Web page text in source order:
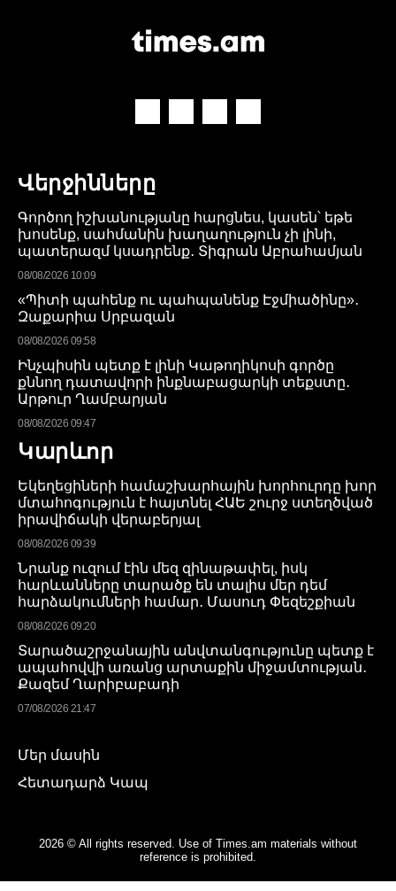
Վերջինները
Գործող իշխանությանը հարցնես, կասեն՝ եթե
խոսենք, սահմանին խաղաղություն չի լինի,
պատերազմ կսադրենք․ Տիգրան Աբրահամյան
08/08/2026 10:09
«Պիտի պահենք ու պահպանենք Էջմիածինը»․
Զաքարիա Սրբազան
08/08/2026 09:58
Ինչպիսին պետք է լինի Կաթողիկոսի գործը
քննող դատավորի ինքնաբացարկի տեքստը․
Արթուր Ղամբարյան
08/08/2026 09:47
Կարևոր
Եկեղեցիների համաշխարհային խորհուրդը խոր
մտահոգություն է հայտնել ՀԱԵ շուրջ ստեղծված
իրավիճակի վերաբերյալ
08/08/2026 09:39
Նրանք ուզում էին մեզ զինաթափել, իսկ
հարևանները տարածք են տալիս մեր դեմ
հարձակումների համար․ Մասուդ Փեզեշքիան
08/08/2026 09:20
Տարածաշրջանային անվտանգությունը պետք է
ապահովվի առանց արտաքին միջամտության․
Քազեմ Ղարիբաբադի
07/08/2026 21:47
Մեր մասին
Հետադարձ Կապ
2026 © All rights reserved. Use of Times.am materials without
reference is prohibited.